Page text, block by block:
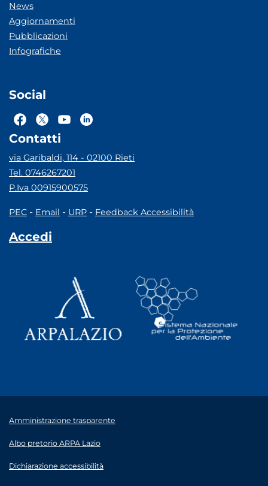
News
Aggiornamenti
Pubblicazioni
Infografiche
Social
Contatti
via Garibaldi, 114 - 02100 Rieti
Tel. 0746267201
P.Iva 00915900575
PEC - Email - URP - Feedback Accessibilità
Accedi
Amministrazione trasparente
Albo pretorio ARPA Lazio
Dichiarazione accessibilità